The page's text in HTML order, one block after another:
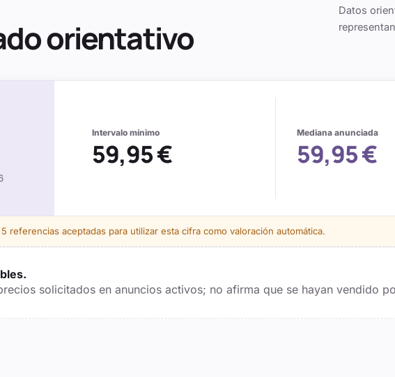
orientativo
Datos
Intervalo mínimo
59,95 €
Mediana anunciada
59,95 €
5 referencias aceptadas para utilizar esta cifra como valoración automática.
solicitados en anuncios activos; no afirma que se hayan vendido